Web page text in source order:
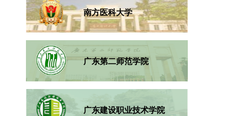
南方医科大学
广东第二师范学院
广东建设职业技术学院